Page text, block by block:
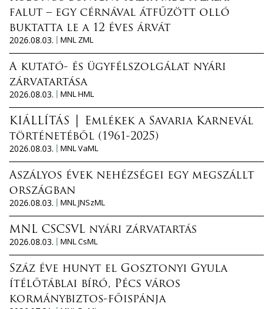
falut – egy cérnával átfűzött olló
buktatta le a 12 éves árvát
2026.08.03.
MNL ZML
A kutató- és ügyfélszolgálat nyári
zárvatartása
2026.08.03.
MNL HML
KIÁLLÍTÁS │ Emlékek a Savaria Karnevál
történetéből (1961-2025)
2026.08.03.
MNL VaML
Aszályos évek nehézségei egy megszállt
országban
2026.08.03.
MNL JNSzML
MNL CSCSVL nyári zárvatartás
2026.08.03.
MNL CsML
Száz éve hunyt el Gosztonyi Gyula
ítélőtáblai bíró, Pécs város
kormánybiztos-főispánja